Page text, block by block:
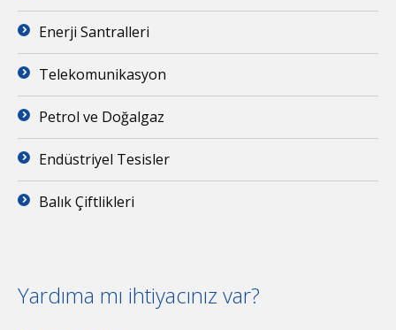
Enerji Santralleri
Telekomunikasyon
Petrol ve Doğalgaz
Endüstriyel Tesisler
Balık Çiftlikleri
Yardıma mı ihtiyacınız var?